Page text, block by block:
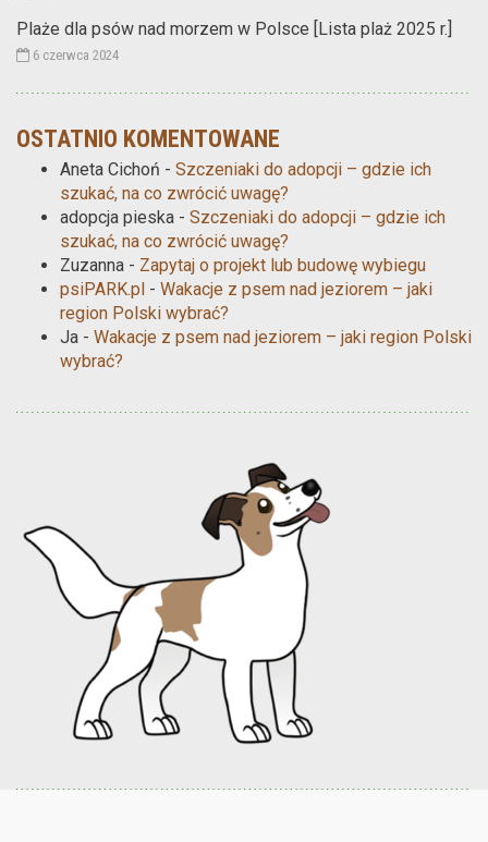
Plaże dla psów nad morzem w Polsce [Lista plaż 2025 r.]
6 czerwca 2024
OSTATNIO KOMENTOWANE
Aneta Cichoń - Szczeniaki do adopcji – gdzie ich
szukać, na co zwrócić uwagę?
adopcja pieska - Szczeniaki do adopcji – gdzie ich
szukać, na co zwrócić uwagę?
Zuzanna - Zapytaj o projekt lub budowę wybiegu
psiPARK.pl - Wakacje z psem nad jeziorem – jaki
region Polski wybrać?
Ja - Wakacje z psem nad jeziorem – jaki region Polski
wybrać?